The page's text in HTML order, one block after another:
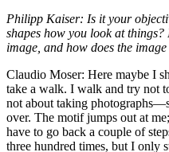
Philipp Kaiser: Is it your
shapes how you look at
image, and how does the
Claudio Moser: Here maybe I
take a walk. I walk and try not
not about taking
over. The motif jumps out at
have to go back a couple of
three hundred times, but I only